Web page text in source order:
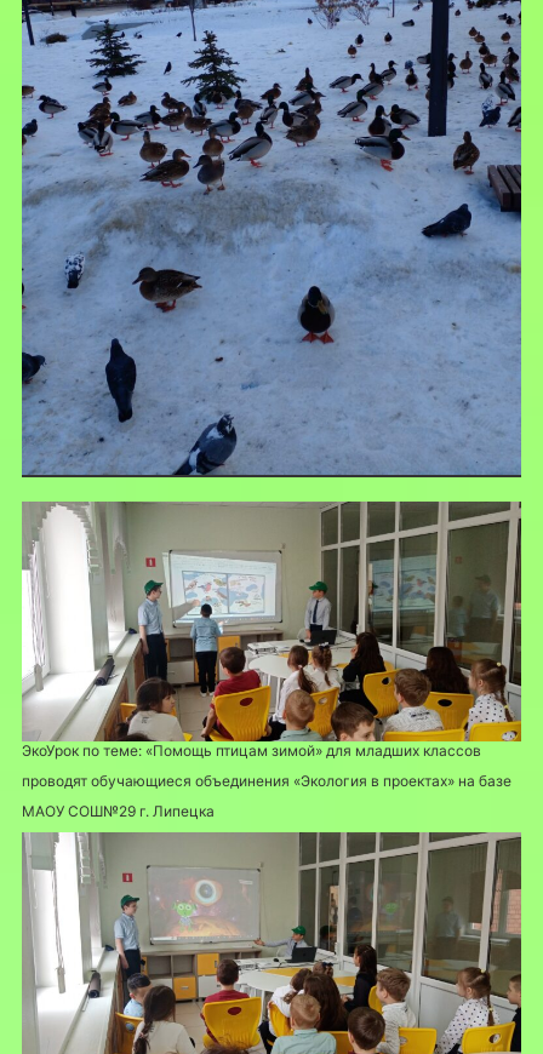
ЭкоУрок по теме: «Помощь птицам зимой» для младших классов
проводят обучающиеся объединения «Экология в проектах» на базе
МАОУ СОШ№29 г. Липецка